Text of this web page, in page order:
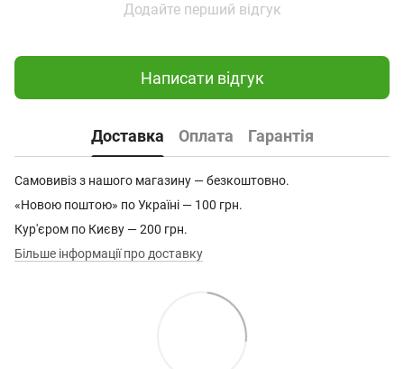
Додайте перший відгук
Написати відгук
Доставка Оплата Гарантія
Самовивіз з нашого магазину — безкоштовно.
«Новою поштою» по Україні — 100 грн.
Кур'єром по Києву — 200 грн.
Більше інформації про доставку